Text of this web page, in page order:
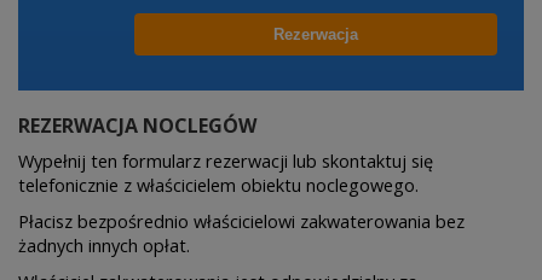
REZERWACJA NOCLEGÓW
Wypełnij ten formularz rezerwacji lub skontaktuj się
telefonicznie z właścicielem obiektu noclegowego.
Płacisz bezpośrednio właścicielowi zakwaterowania bez
żadnych innych opłat.